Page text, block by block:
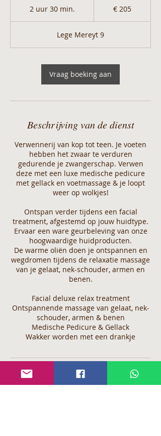
2 uur 30 min.
r
3
m
i
n
€ 205
Lege Mereyt 9
Vraag boeking aan
Beschrijving van de dienst
Verwennerij van kop tot teen. Je voeten
hebben het zwaar te verduren
gedurende je zwangerschap. Verwen
deze met een luxe medische pedicure
met gellack en voetmassage & je loopt
weer op wolkjes!
Ontspan verder tijdens een facial
treatment, afgestemd op jouw huidtype.
Ervaar een ware geurbeleving van onze
hoogwaardige huidproducten.
De warme oliën doen je ontspannen en
wegdromen tijdens de relaxatie massage
van je gelaat, nek-schouder, armen en
benen.
Facial deluxe relax treatment
Ontspannende massage van gelaat, nek-
schouder, armen & benen
Medische Pedicure & Gellack
Wakker worden met een drankje
Annuleringsbeleid